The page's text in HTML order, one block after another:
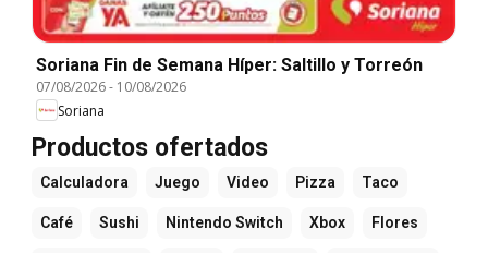
Soriana Fin de Semana Híper: Saltillo y Torreón
07/08/2026- 10/08/2026
Soriana
Productos ofertados
Calculadora Juego Video Pizza Taco
Café Sushi Nintendo Switch Xbox Flores